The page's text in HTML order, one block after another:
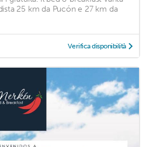
25 km da Pucón e 27 km da
Verifica disponibilità